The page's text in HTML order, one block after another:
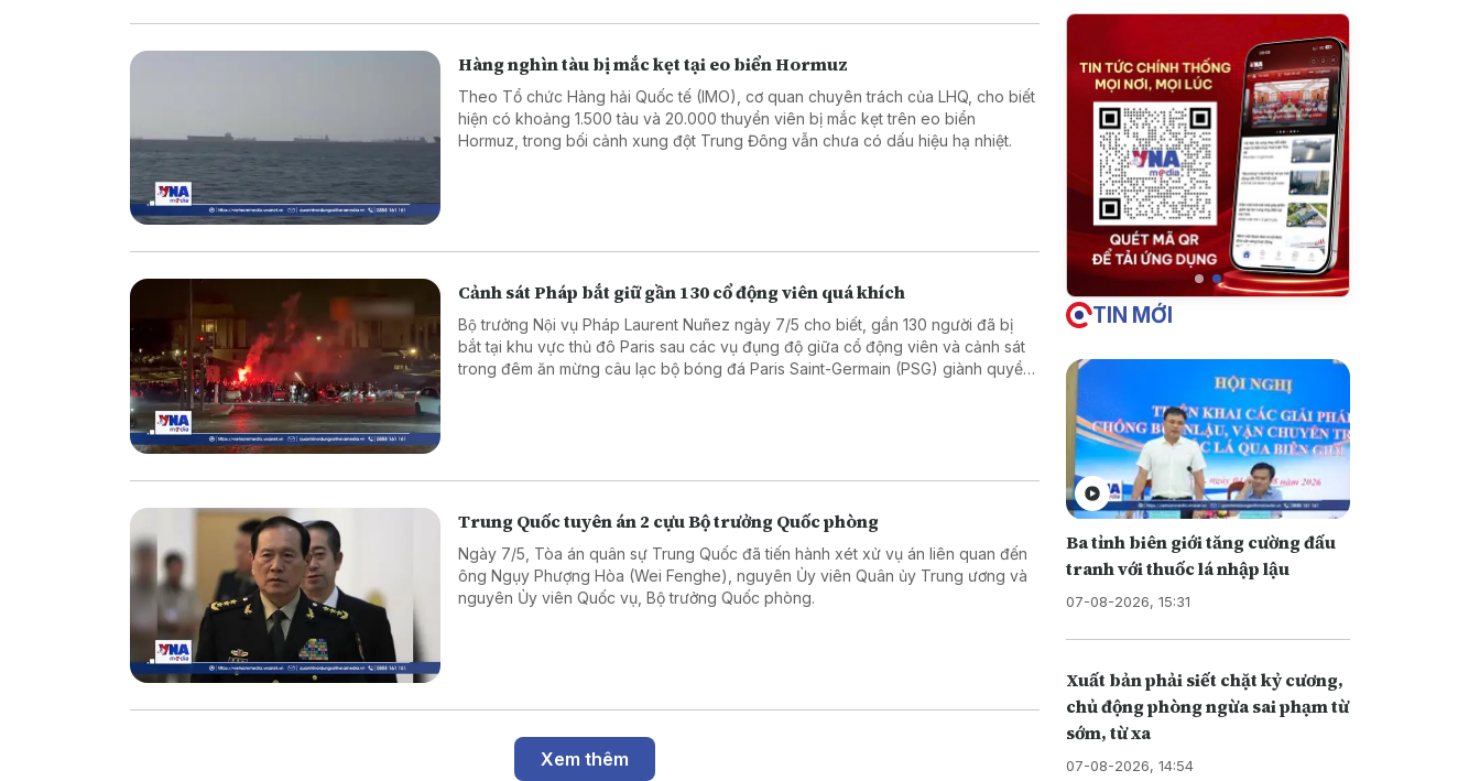
Hàng nghìn tàu bị mắc kẹt tại eo biển Hormuz
Theo Tổ chức Hàng hải Quốc tế (IMO), cơ quan chuyên trách của LHQ, cho biết
hiện có khoảng 1.500 tàu và 20.000 thuyền viên bị mắc kẹt trên eo biển
Hormuz, trong bối cảnh xung đột Trung Đông vẫn chưa có dấu hiệu hạ nhiệt.
Cảnh sát Pháp bắt giữ gần 130 cổ động viên quá khích
Bộ trưởng Nội vụ Pháp Laurent Nuñez ngày 7/5 cho biết, gần 130 người đã bị
bắt tại khu vực thủ đô Paris sau các vụ đụng độ giữa cổ động viên và cảnh sát
trong đêm ăn mừng câu lạc bộ bóng đá Paris Saint-Germain (PSG) giành quyền
Trung Quốc tuyên án 2 cựu Bộ trưởng Quốc phòng
Ngày 7/5, Tòa án quân sự Trung Quốc đã tiến hành xét xử vụ án liên quan đến
ông Ngụy Phượng Hòa (Wei Fenghe), nguyên Ủy viên Quân ủy Trung ương và
nguyên Ủy viên Quốc vụ, Bộ trưởng Quốc phòng.
Xem thêm
TIN MỚI
Ba tỉnh biên giới tăng cường đấu
tranh với thuốc lá nhập lậu
07-08-2026, 15:31
Xuất bản phải siết chặt kỷ cương,
chủ động phòng ngừa sai phạm từ
sớm, từ xa
07-08-2026, 14:54